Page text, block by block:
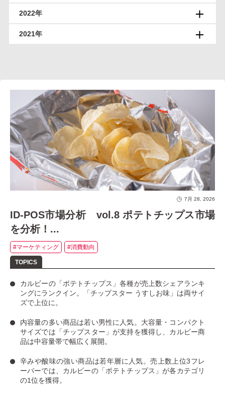
2022年
2021年
7月 28, 2026
ID-POS市場分析 vol.8 ポテトチップス市場
を分析！...
#マーケティング #消費動向
カルビーの「ポテトチップス」各種が売上数シェアランキ
ングにランクイン。
「チップスター うすしお味」 は両サイ
ズで上位に。
内容量の多い商品は若い男性に人気。大容量・コンパクト
サイズでは「チップスター」が支持を獲得し、カルビー商
品は中容量帯で幅広く展開。
辛みや酸味の強い商品は若年層に人気。売上数上位3フレ
ーバーでは、カルビーの「ポテトチップス」が各カテゴリ
の1位を獲得。